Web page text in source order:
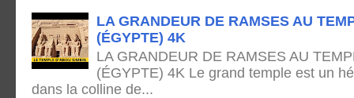
LA GRANDEUR DE RAMSES AU
(ÉGYPTE) 4K
LA GRANDEUR DE RAMSES AU
(ÉGYPTE) 4K Le grand temple est un
dans la colline de...